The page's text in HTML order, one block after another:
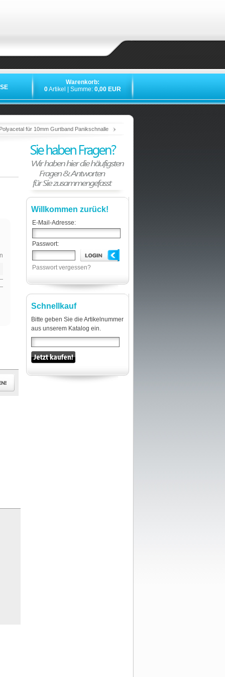
Warenkorb:
0Artikel | Summe: 0,00 EUR
für 10mm Gurtband Panikschnalle
Willkommen zurück!
E-Mail-Adresse:
Passwort:
Passwort vergessen?
Schnellkauf
Bitte geben Sie die Artikelnummer
aus unserem Katalog ein.